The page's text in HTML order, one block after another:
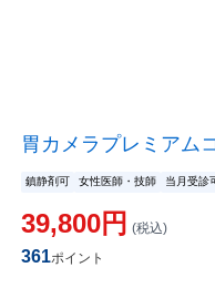
胃カメラプレミアム
鎮静剤可 女性医師・技師 当月受診可
39,800円 (税込)
361ポイント